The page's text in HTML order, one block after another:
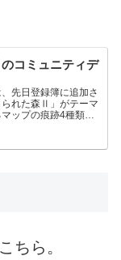
コミュニティデ
先日登録簿に追加さ
れた森Ⅱ」がテーマ
ップの痕跡4種類に
ちら。